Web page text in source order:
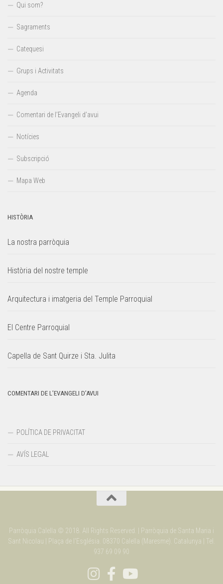
Qui som?
Sagraments
Catequesi
Grups i Activitats
Agenda
Comentari de l’Evangeli d’avui
Notícies
Subscripció
Mapa Web
HISTÒRIA
La nostra parròquia
Història del nostre temple
Arquitectura i imatgeria del Temple Parroquial
El Centre Parroquial
Capella de Sant Quirze i Sta. Julita
COMENTARI DE L’EVANGELI D’AVUI
POLÍTICA DE PRIVACITAT
AVÍS LEGAL
Parròquia Calella © 2018. All Rights Reserved. | Parròquia de Santa Maria i
Sant Nicolau | Plaça de l'Església. 08370 Calella (Maresme). Catalunya | Tel.
937 69 09 90